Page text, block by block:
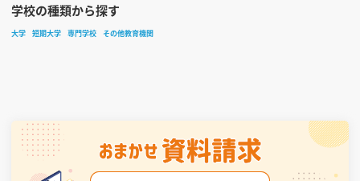
学校の種類から探す
大学 短期大学 専門学校 その他教育機関